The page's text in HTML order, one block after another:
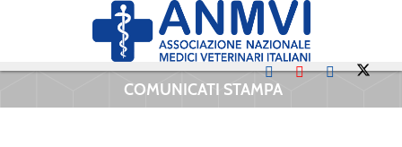
COMUNICATI STAMPA